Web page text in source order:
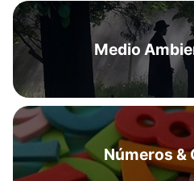
Medio
Números &